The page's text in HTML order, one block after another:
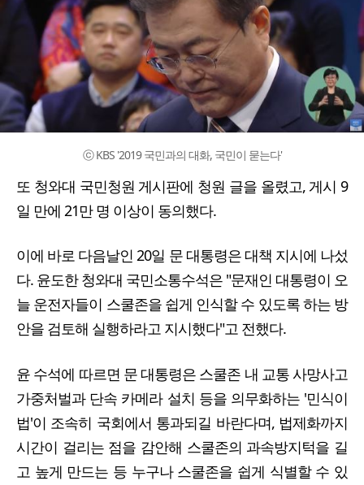
ⓒ KBS '2019 국민과의 대화, 국민이 묻는다'
또 청와대 국민청원 게시판에 청원 글을 올렸고, 게시 9
일 만에 21만 명 이상이 동의했다.
이에 바로 다음날인 20일 문 대통령은 대책 지시에 나섰
다. 윤도한 청와대 국민소통수석은 "문재인 대통령이 오
늘 운전자들이 스쿨존을 쉽게 인식할 수 있도록 하는 방
안을 검토해 실행하라고 지시했다"고 전했다.
윤 수석에 따르면 문 대통령은 스쿨존 내 교통 사망사고
가중처벌과 단속 카메라 설치 등을 의무화하는 '민식이
법'이 조속히 국회에서 통과되길 바란다며, 법제화까지
시간이 걸리는 점을 감안해 스쿨존의 과속방지턱을 길
고 높게 만드는 등 누구나 스쿨존을 쉽게 식별할 수 있